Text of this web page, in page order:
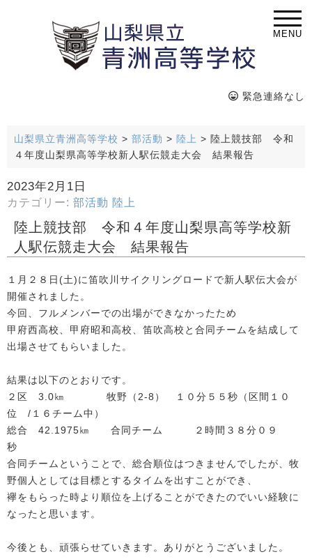
MENU
緊急連絡なし
山梨県立青洲高等学校 > 部活動 > 陸上 > 陸上競技部 令和
４年度山梨県高等学校新人駅伝競走大会 結果報告
2023年2月1日
カテゴリー: 部活動 陸上
陸上競技部 令和４年度山梨県高等学校新
人駅伝競走大会 結果報告
１月２８日(土)に笛吹川サイクリングロードで新人駅伝大会が
開催されました。
今回、フルメンバーでの出場ができなかったため
甲府西高校、甲府昭和高校、笛吹高校と合同チームを結成して
出場させてもらいました。
結果は以下のとおりです。
２区 3.0㎞ 牧野（2-8） １０分５５秒（区間１０
位 /１６チーム中）
総合 42.1975㎞ 合同チーム ２時間３８分０９
秒
合同チームということで、総合順位はつきませんでしたが、牧
野個人としては目標とするタイムを出すことができ、
襷をもらった時より順位を上げることができたのでいい経験に
なったと思います。
今後とも、頑張らせていきます。ありがとうございました。